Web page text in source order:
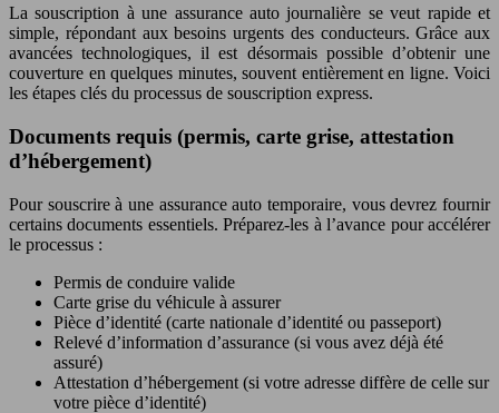
La souscription à une assurance auto journalière se veut rapide et
simple, répondant aux besoins urgents des conducteurs. Grâce aux
avancées technologiques, il est désormais possible d’obtenir une
couverture en quelques minutes, souvent entièrement en ligne. Voici
les étapes clés du processus de souscription express.
Documents requis (permis, carte grise, attestation
d’hébergement)
Pour souscrire à une assurance auto temporaire, vous devrez fournir
certains documents essentiels. Préparez-les à l’avance pour accélérer
le processus :
Permis de conduire valide
Carte grise du véhicule à assurer
Pièce d’identité (carte nationale d’identité ou passeport)
Relevé d’information d’assurance (si vous avez déjà été
assuré)
Attestation d’hébergement (si votre adresse diffère de celle sur
votre pièce d’identité)